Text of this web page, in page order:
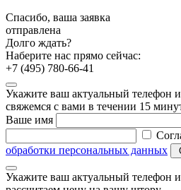
Спасибо, ваша заявка
отправлена
Долго ждать?
Наберите нас прямо сейчас:
+7 (495) 780-66-41
Укажите ваш актуальный телефон
свяжемся с вами в течении 15
Ваше имя
обработки персональных данных
Укажите ваш актуальный телефон